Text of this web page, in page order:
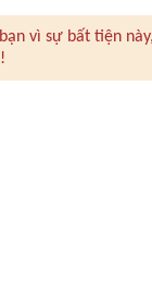
vì sự bất tiện